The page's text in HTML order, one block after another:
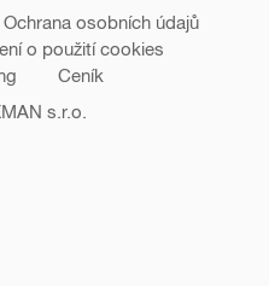
Ochrana osobních údajů
o použití cookies
Ceník
s.r.o.